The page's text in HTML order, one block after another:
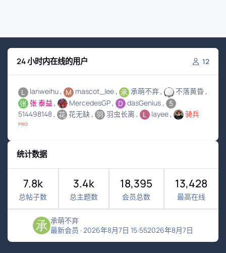
24 小时内在线的用户 12
lanweihu mascot_lee 承萌不弃
不落黄昏
张 泰益
MercedesGP
dasGenius
514498148
花无缺 羽虫长离 layee
骑兵
ᴾᴿᴼ
统计数据
7.8k
总帖子数
3.4k
总主题数
18,395
会员总数
13,428
最高在线
承萌不弃
最新会员 ·2026年8月7日 15:552026年8月7日